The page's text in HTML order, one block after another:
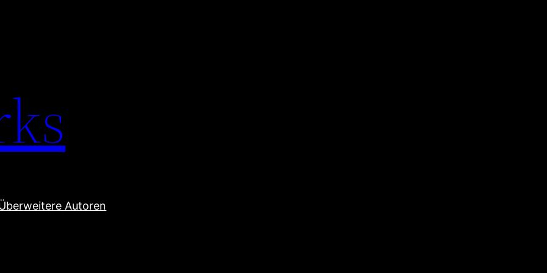
weitere Autoren